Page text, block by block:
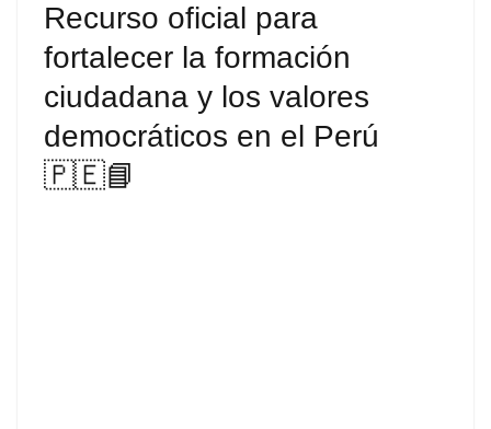
Recurso oficial para
fortalecer la formación
ciudadana y los valores
democráticos en el Perú
🇵🇪📘